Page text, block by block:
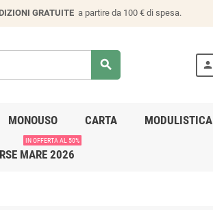
GRATUITE a partire da 100 € di spesa.
search person
MONOUSO CARTA MODULISTICA
MARE 2026
IN OFFERTA AL 50%